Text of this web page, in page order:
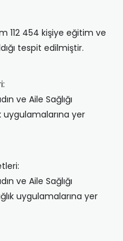
112 454 kişiye eğitim ve
tespit edilmiştir.
ve Aile Sağlığı
uygulamalarına yer
ve Aile Sağlığı
uygulamalarına yer